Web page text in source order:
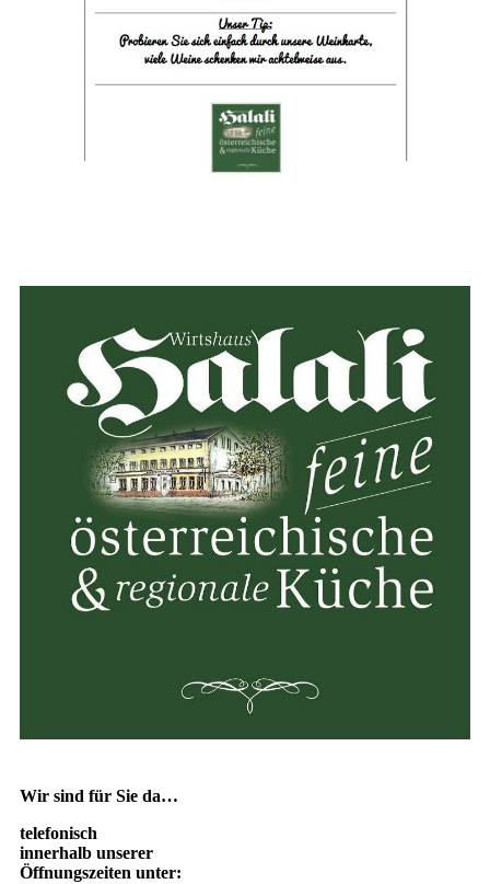
Wir sind für Sie da…
telefonisch
innerhalb unserer
Öffnungszeiten unter: